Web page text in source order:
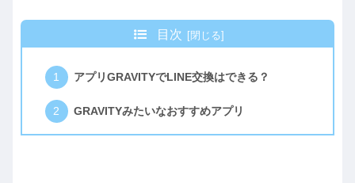
目次
アプリGRAVITYでLINE交換はできる？
GRAVITYみたいなおすすめアプリ